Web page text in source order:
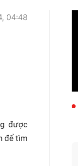
Thể thao
04:48
được
để tìm